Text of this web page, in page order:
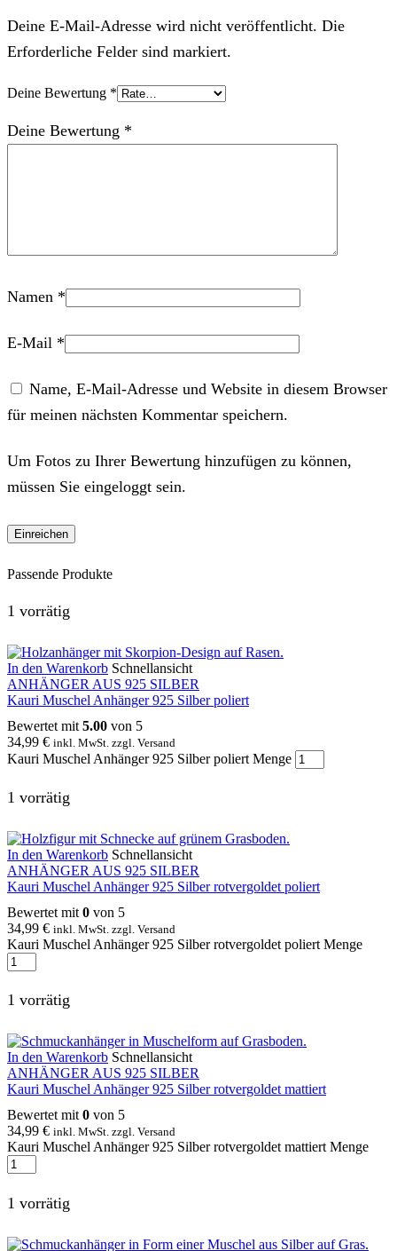
Deine E-Mail-Adresse wird nicht veröffentlicht. Die
Erforderliche Felder sind markiert.
Deine Bewertung *
Deine Bewertung *
Namen *
E-Mail *
Name, E-Mail-Adresse und Website in diesem Browser
für meinen nächsten Kommentar speichern.
Um Fotos zu Ihrer Bewertung hinzufügen zu können,
müssen Sie eingeloggt sein.
Passende Produkte
1 vorrätig
In den Warenkorb Schnellansicht
ANHÄNGER AUS 925 SILBER
Kauri Muschel Anhänger 925 Silber poliert
Bewertet mit 5.00 von 5
34,99 € inkl. MwSt. zzgl. Versand
Kauri Muschel Anhänger 925 Silber poliert Menge
1 vorrätig
In den Warenkorb Schnellansicht
ANHÄNGER AUS 925 SILBER
Kauri Muschel Anhänger 925 Silber rotvergoldet poliert
Bewertet mit 0 von 5
34,99 € inkl. MwSt. zzgl. Versand
Kauri Muschel Anhänger 925 Silber rotvergoldet poliert Menge
1 vorrätig
In den Warenkorb Schnellansicht
ANHÄNGER AUS 925 SILBER
Kauri Muschel Anhänger 925 Silber rotvergoldet mattiert
Bewertet mit0 von 5
34,99 € inkl. MwSt. zzgl. Versand
Kauri Muschel Anhänger 925 Silber rotvergoldet mattiert Menge
1 vorrätig